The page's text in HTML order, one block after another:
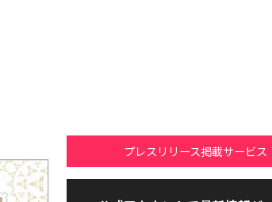
プレスリリース掲載サービス